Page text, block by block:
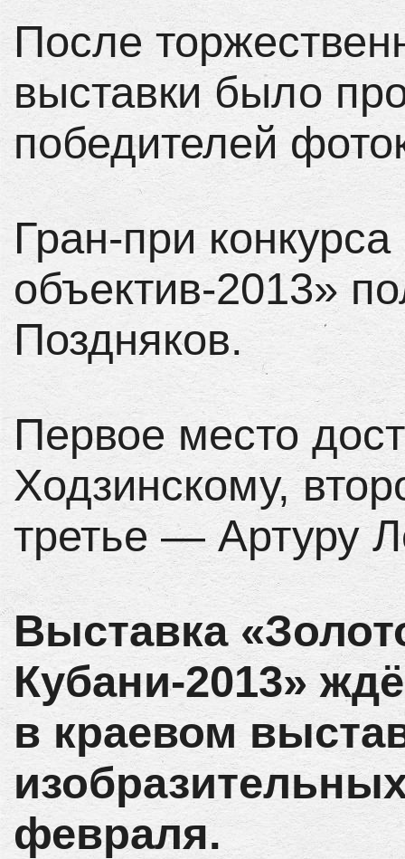
После
выставки было
победителей
Гран-при
объектив-2013»
Поздняков.
Первое место
Ходзинскому,
третье — Артуру
Выставка
Кубани-2013»
в краевом
февраля.